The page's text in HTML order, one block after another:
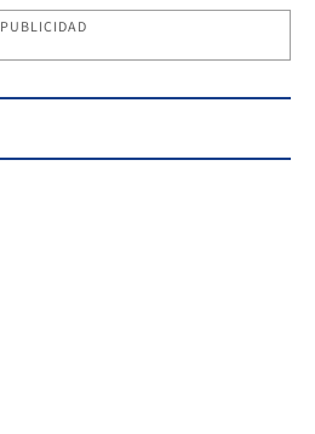
PUBLICIDAD